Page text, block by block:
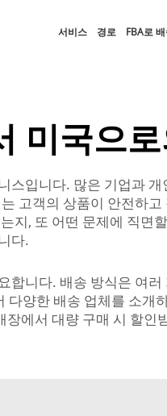
서비스 경로 FBA로
미국으
입니다. 많은 기업과
고객의 상품이 안전하
지, 또 어떤 문제에 직
다.
니다. 배송 방식은 여
양한 배송 업체를 소
에서 대량 구매 시 할